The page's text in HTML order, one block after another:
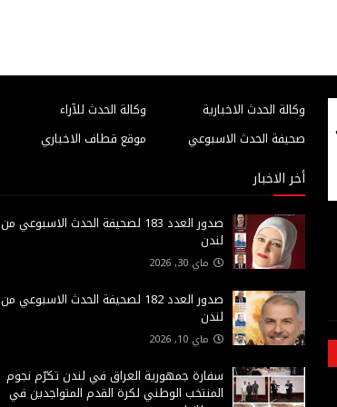
وكالة الحدث للآراء
وكالة الحدث الاخبارية
موقع قطاف الاخباري
صحيفة الحدث الاسبوعي
أخر الاخبار
صدور العدد 183 لصحيفة الحدث الاسبوعي من
لندن
ماي 30, 2026
صدور العدد 182 لصحيفة الحدث الاسبوعي من
لندن
ماي 10, 2026
سفارة جمهورية العراق في لندن تكرّم نجوم
المنتخب الوطني لكرة القدم المتواجدين في